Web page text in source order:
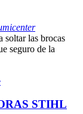
soltar las brocas
seguro de la
STIHL